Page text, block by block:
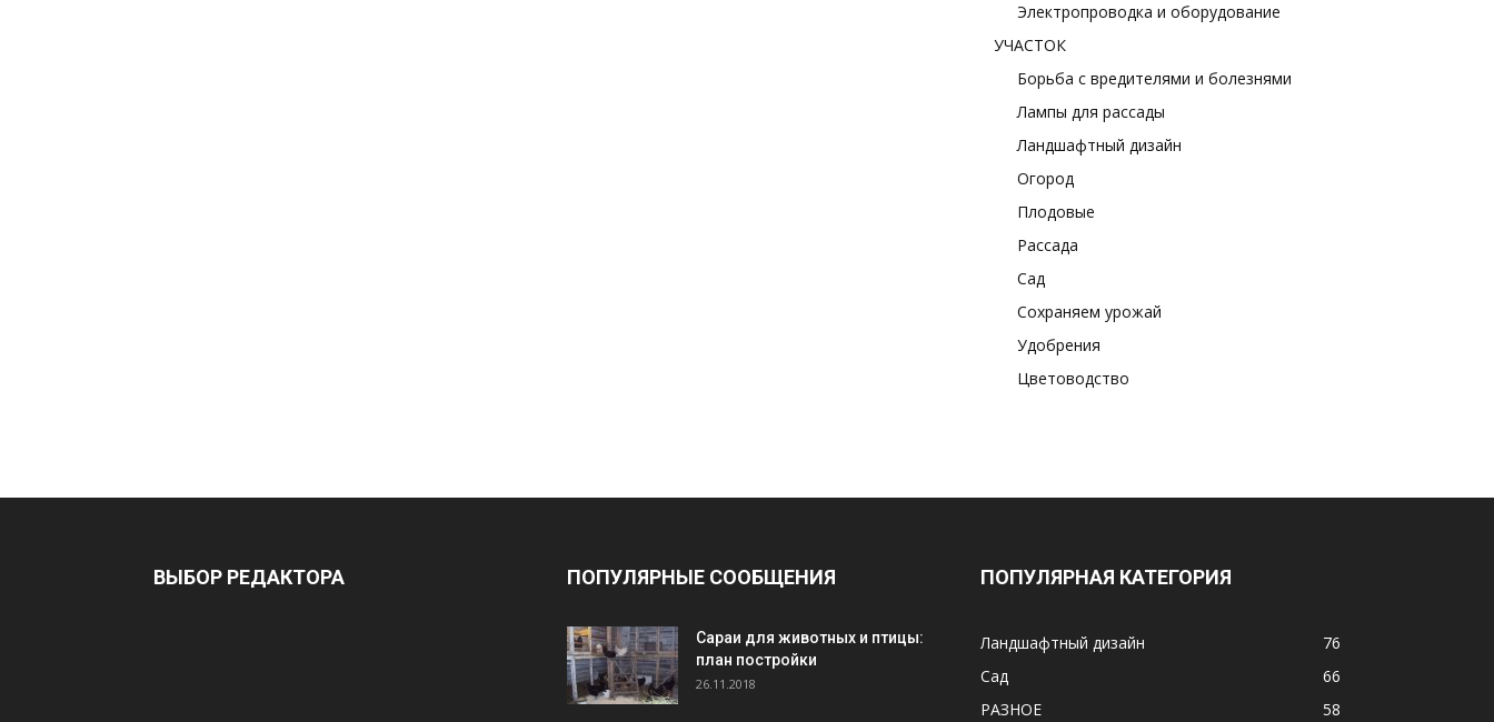
Электропроводка и оборудование
УЧАСТОК
Борьба с вредителями и болезнями
Лампы для рассады
Ландшафтный дизайн
Огород
Плодовые
Рассада
Сад
Сохраняем урожай
Удобрения
Цветоводство
ВЫБОР РЕДАКТОРА ПОПУЛЯРНЫЕ СООБЩЕНИЯ
Cараи для животных и птицы:
план постройки
26.11.2018
ПОПУЛЯРНАЯ КАТЕГОРИЯ
Ландшафтный дизайн
76
Сад
66
РАЗНОЕ
58